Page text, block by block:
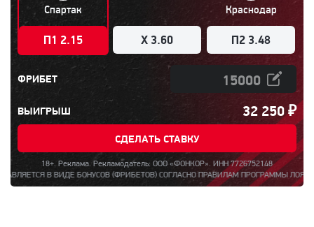
Спартак
П1 2.15 X 3.60
Краснодар
П2 3.48
ФРИБЕТ
ВЫИГРЫШ 32 250₽
СДЕЛАТЬ СТАВКУ
18+. Реклама. Рекламодатель: ООО «ФОНКОР». ИНН 7726752148
В ВИДЕ БОНУСОВ (ФРИБЕТОВ) СОГЛАСНО ПРАВИЛАМ ПРОГРАММЫ